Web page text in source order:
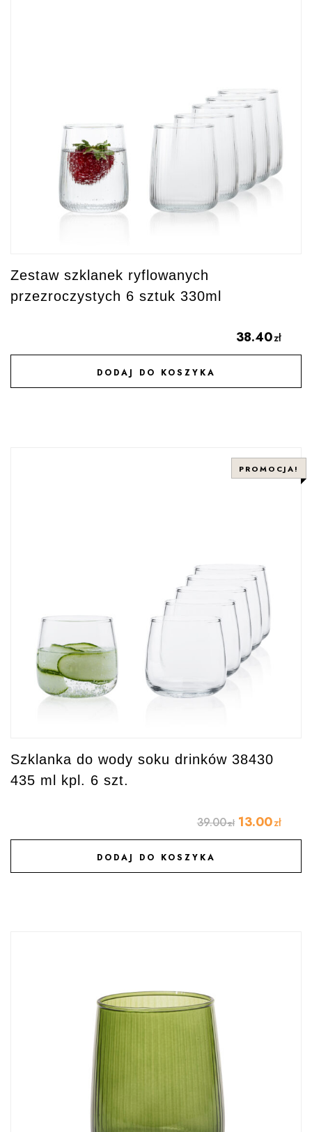
Zestaw szklanek ryflowanych
przezroczystych 6 sztuk 330ml
38.40zł
DODAJ DO KOSZYKA
DODAJ DO ULUBIONYCH
PROMOCJA!
Szklanka do wody soku drinków 38430
435 ml kpl. 6 szt.
39.00zł 13.00zł
DODAJ DO KOSZYKA
DODAJ DO ULUBIONYCH